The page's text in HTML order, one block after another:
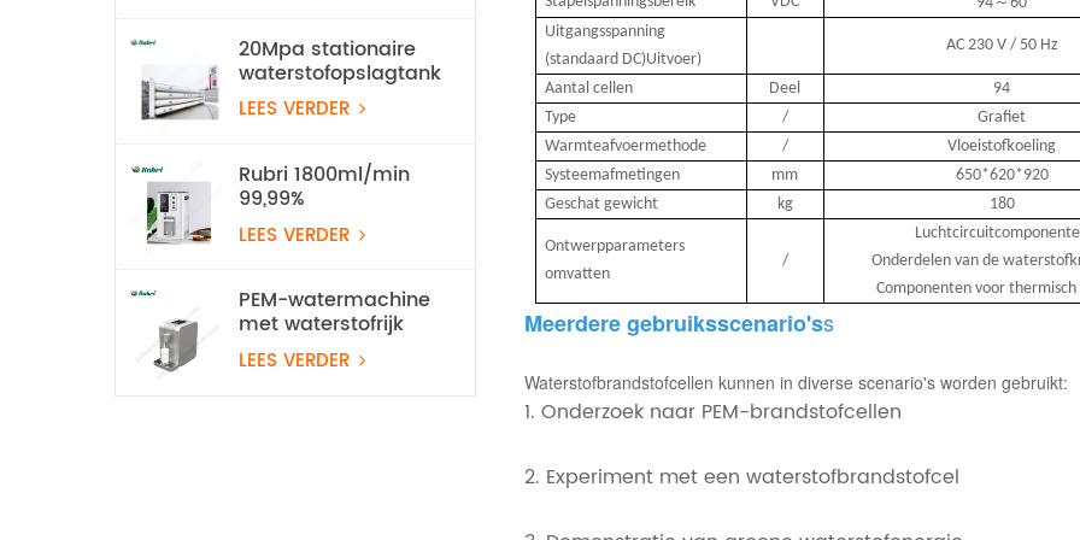
20Mpa stationaire
waterstofopslagtank
LEES VERDER
Rubri 1800ml/min
99,99%
waterstofinhalatieapparaat
LEES VERDER
PEM-watermachine
met waterstofrijk
water
LEES VERDER
Uitgangsspanning
(standaard DC)Uitvoer)
AC 230 V / 50 Hz
Aantal cellen Deel
94
Type
/
Grafiet
Warmteafvoermethode
/
Vloeistofkoeling
Systeemafmetingen
mm
650*620*920
Geschat gewicht
kg 180
Ontwerpparameters
omvatten
/
Onderdelen van de
Componenten voor thermisch
Meerdere gebruiksscenario'ss
Waterstofbrandstofcellen kunnen in diverse scenario's worden gebruikt:
1. Onderzoek naar PEM-brandstofcellen
2. Experiment met een waterstofbrandstofcel